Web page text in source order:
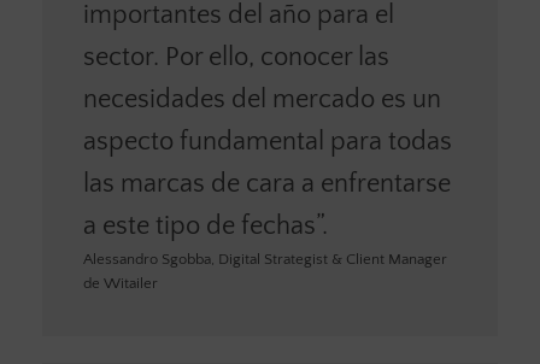
importantes del año para el
sector. Por ello, conocer las
necesidades del mercado es un
aspecto fundamental para todas
las marcas de cara a enfrentarse
a este tipo de fechas”.
Alessandro Sgobba, Digital Strategist & Client Manager
de Witailer